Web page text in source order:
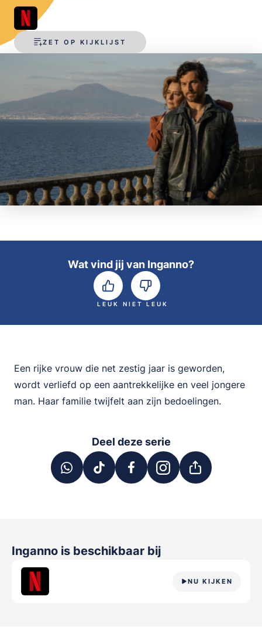
ZET OP KIJKLIJST
Wat vind jij van Inganno?
LEUK NIET LEUK
Een rijke vrouw die net zestig jaar is geworden,
wordt verliefd op een aantrekkelijke en veel jongere
man. Haar familie twijfelt aan zijn bedoelingen.
Deel deze serie
Inganno is beschikbaar bij
NU KIJKEN